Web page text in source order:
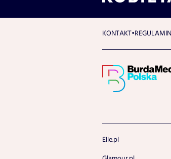
KONTAKT REGULAMIN
Elle.pl